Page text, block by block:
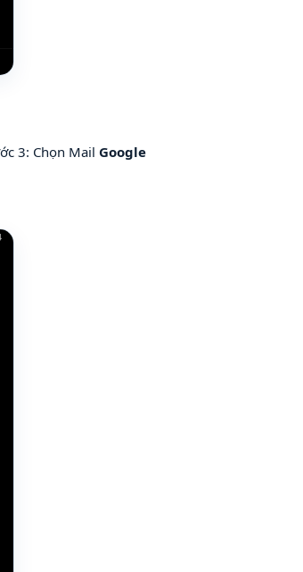
3: Chọn Mail Google